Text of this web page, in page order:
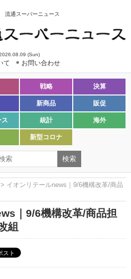
流通スーパーニュース
(Sun)
て お問い合わせ
戦略 決算
新商品 販促
ス 統計 海外
新型コロナ
> イオンリテールnews｜9/6機構改革/商品
｜9/6機構改革/商品担
組